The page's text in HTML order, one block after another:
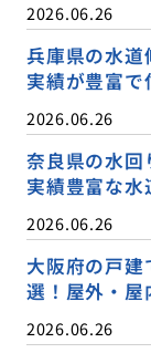
2026.06.26
兵庫県の水
実績が豊富
2026.06.26
奈良県の水回
実績豊富な
2026.06.26
大阪府の戸
選！屋外・
2026.06.26